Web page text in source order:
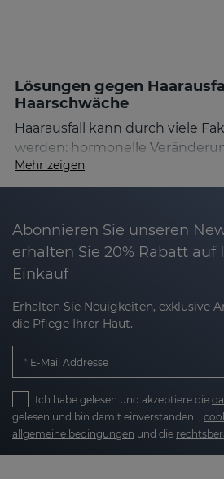
Lösungen gegen
Haarschwäche
Haarausfall kann durch viele
werden: hormonelle
saisonaler Haarausfall,
oder androgenetische Alopezie.
Anteil der Haare in der
zunimmt, verliert das Haar an
Volumen.
Die SESKAVEL
um Folgendes zu unterstützen:
Den Haarfollikel stärken
Verbesserung der
Kopfhaut
Mehr zeigen
Abonnieren Sie unseren
erhalten Sie 20% Rabatt auf
Einkauf
Erhalten Sie Neuigkeiten, exklusive
die Pflege Ihrer Haut.
E-Mail Addresse
Ich habe gelesen und akzeptiere die
gelesen und bin damit einverstanden. ,
allgemeine bedingungen und die